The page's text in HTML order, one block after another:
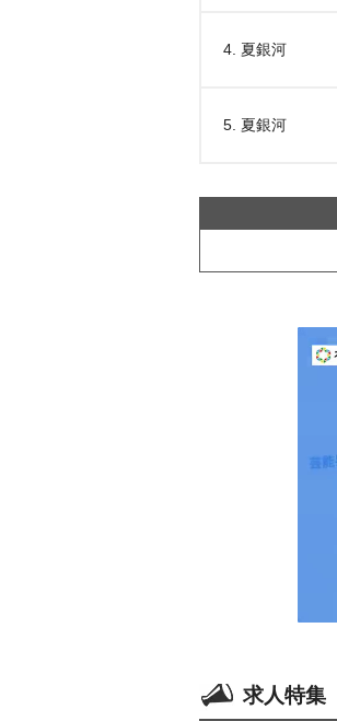
4. 夏銀河
5. 夏銀河
求人特集